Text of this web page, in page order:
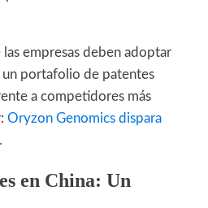
empresas deben adoptar
un portafolio de patentes
a competidores más
Oryzon Genomics dispara
en China: Un